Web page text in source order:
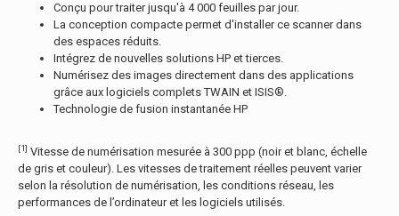
Conçu pour traiter jusqu'à 4 000 feuilles par jour.
La conception compacte permet d'installer ce scanner dans
des espaces réduits.
Intégrez de nouvelles solutions HP et tierces.
Numérisez des images directement dans des applications
grâce aux logiciels complets TWAIN et ISIS®.
Technologie de fusion instantanée HP
[1] Vitesse de numérisation mesurée à 300 ppp (noir et blanc, échelle
de gris et couleur). Les vitesses de traitement réelles peuvent varier
selon la résolution de numérisation, les conditions réseau, les
performances de l’ordinateur et les logiciels utilisés.